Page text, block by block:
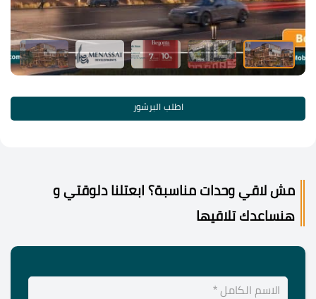
اطلب البرشور
مش لاقي وحدات مناسبة؟ ابعتلنا دلوقتي و
هنساعدك تلاقيها